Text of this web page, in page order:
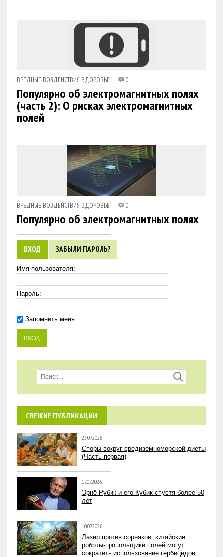
ВРЕДНЫЕ ВОЗДЕЙСТВИЯ,ЗДОРОВЬЕ 0
Популярно об электромагнитных полях
(часть 2): О рисках электромагнитных
полей
ВРЕДНЫЕ ВОЗДЕЙСТВИЯ,ЗДОРОВЬЕ 0
Популярно об электромагнитных полях
ВХОД ЗАБЫЛИ ПАРОЛЬ?
Имя пользователя:
Пароль:
Запомнить меня
СВЕЖИЕ ПУБЛИКАЦИИ
25.07.2026
Споры вокруг средиземноморской диеты
(Часть первая)
17.07.2026
Эрнё Рубик и его Кубик спустя более 50
лет
10.07.2026
Лазер против сорняков: китайские
роботы-пропольщики полей могут
сократить использование гербицидов